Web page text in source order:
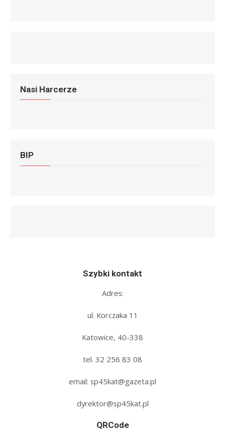
Nasi Harcerze
BIP
Szybki kontakt
Adres:
ul. Korczaka 11
Katowice, 40-338
tel. 32 256 83 08‬
email: sp45kat@gazeta.pl
dyrektor@sp45kat.pl
QRCode